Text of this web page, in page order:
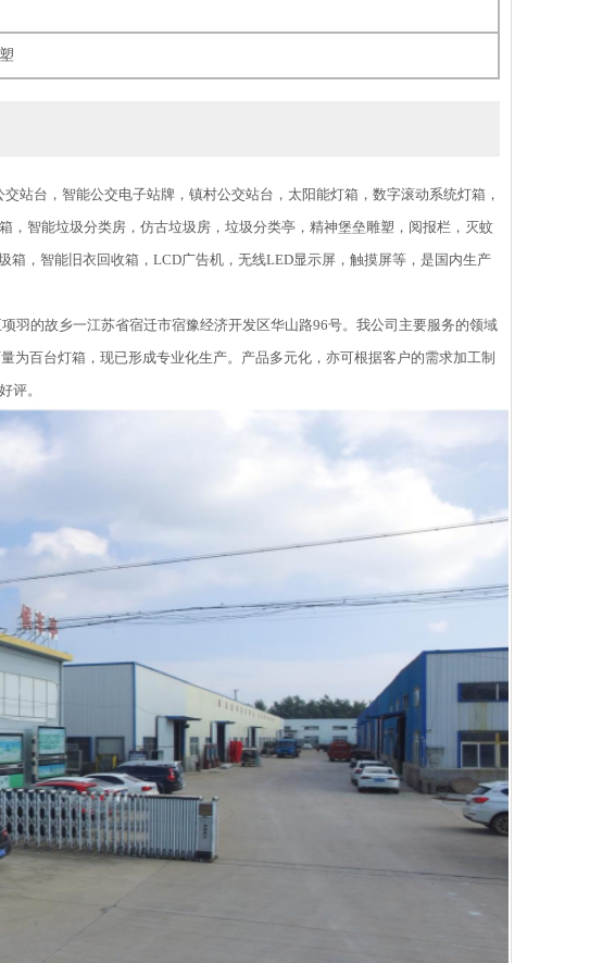
台，智能公交电子站牌，镇村公交站台，太阳能灯箱，数字滚动系统灯箱，
智能垃圾分类房，仿古垃圾房，垃圾分类亭，精神堡垒雕塑，阅报栏，灭蚊
，智能旧衣回收箱，LCD广告机，无线LED显示屏，触摸屏等，是国内生产
的故乡一江苏省宿迁市宿豫经济开发区华山路96号。我公司主要服务的领域
为百台灯箱，现已形成专业化生产。产品多元化，亦可根据客户的需求加工制
评。